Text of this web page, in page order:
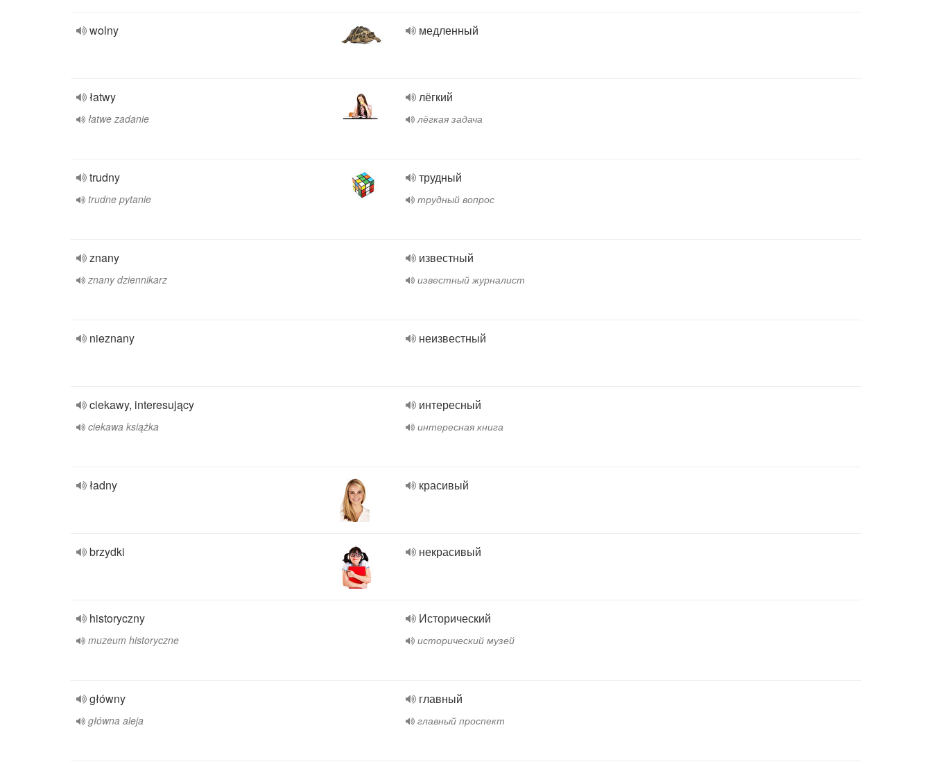
wolny медленный
łatwy
łatwe zadanie
лёгкий
лёгкая задача
trudny
trudne pytanie
трудный
трудный вопрос
znany
znany dziennikarz
известный
известный журналист
nieznany неизвестный
ciekawy, interesujący
ciekawa książka
интересный
интересная книга
ładny красивый
brzydki некрасивый
historyczny
muzeum historyczne
Исторический
исторический музей
główny
główna aleja
главный
главный проспект